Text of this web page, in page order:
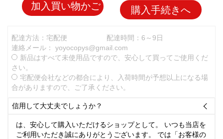
加入買い物かご 購入手続きへ
配達方法：宅配便
配達時間：6～9日
連絡メール： yoyocopys@gmail.com
新品はすべて未使用品ですので、安心して買ってご使用くだ
さい。
宅配便会社などの都合により、入荷時間が予想以上になる場
合がありますので、ご了承ください。
信用して大丈夫でしょうか？ 
は、安心して購入いただけるショップとして。 いつも当店を
ご利用いただき誠にありがとうございます。 では「お客様の